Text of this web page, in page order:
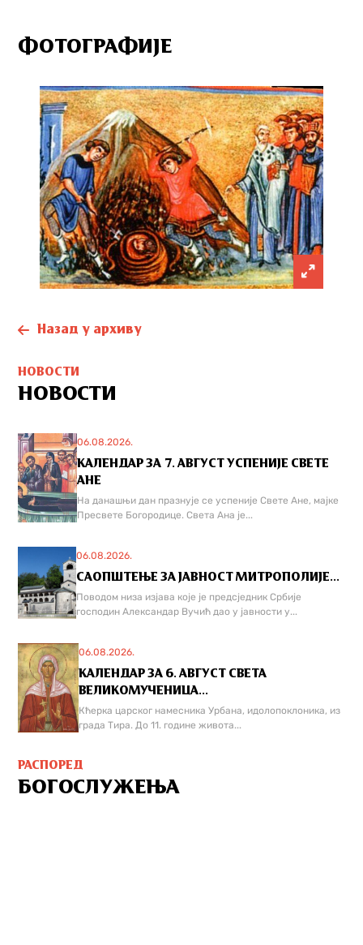
ФОТОГРАФИЈЕ
Назад у архиву
НОВОСТИ
НОВОСТИ
06.08.2026.
КАЛЕНДАР ЗА 7. АВГУСТ УСПЕНИЈЕ СВЕТЕ
АНЕ
На данашњи дан празнује се успеније Свете Ане, мајке
Пресвете Богородице. Света Ана је...
06.08.2026.
САОПШТЕЊЕ ЗА ЈАВНОСТ МИТРОПОЛИЈЕ...
Поводом низа изјава које је предсједник Србије
господин Александар Вучић дао у јавности у...
06.08.2026.
КАЛЕНДАР ЗА 6. АВГУСТ СВЕТА
ВЕЛИКОМУЧЕНИЦА...
Кћерка царског намесника Урбана, идолопоклоника, из
града Тира. До 11. године живота...
РАСПОРЕД
БОГОСЛУЖЕЊА